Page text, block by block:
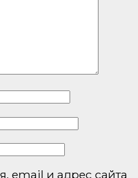
email и адрес сайта